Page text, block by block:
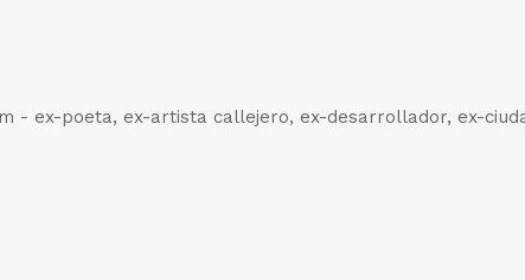
- ex-poeta, ex-artista callejero, ex-desarrollador, ex-